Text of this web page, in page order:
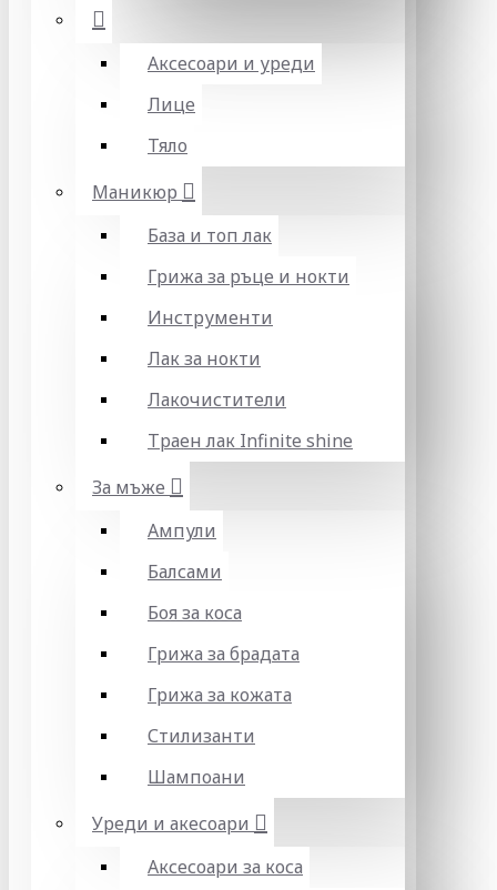
Аксесоари и уреди
Лице
Тяло
Маникюр
База и топ лак
Грижа за ръце и нокти
Инструменти
Лак за нокти
Лакочистители
Траен лак Infinite shine
За мъже
Ампули
Балсами
Боя за коса
Грижа за брадата
Грижа за кожата
Стилизанти
Шампоани
Уреди и акесоари
Аксесоари за коса